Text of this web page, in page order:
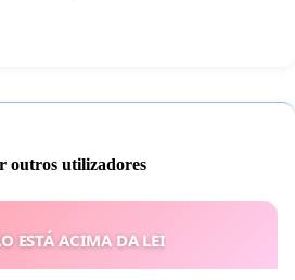
outros utilizadores
ESTÁ ACIMA DA LEI